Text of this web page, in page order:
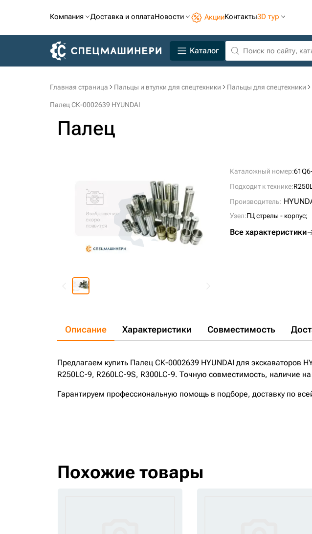
Компания Доставка и оплатаНовости АкцииКонтакты3D тур
Каталог
Главная страница Пальцы и втулки для спецтехники Пальцы для спецтехники
Палец СК-0002639 HYUNDAI
Палец
Каталожный номер:
Подходит к технике:
Производитель:
Узел:ГЦ стрелы - корпус;
Все характеристики
Описание Характеристики Совместимость
Предлагаем купить Палец СК-0002639 HYUNDAI для экскаваторов
R250LC-9, R260LC-9S, R300LC-9. Точную совместимость, наличие
Гарантируем профессиональную помощь в подборе, доставку по
Похожие товары